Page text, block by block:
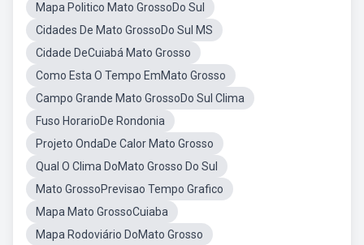
Mapa Politico Mato GrossoDo Sul
Cidades De Mato GrossoDo Sul MS
Cidade DeCuiabá Mato Grosso
Como Esta O Tempo EmMato Grosso
Campo Grande Mato GrossoDo Sul Clima
Fuso HorarioDe Rondonia
Projeto OndaDe Calor Mato Grosso
Qual O Clima DoMato Grosso Do Sul
Mato GrossoPrevisao Tempo Grafico
Mapa Mato GrossoCuiaba
Mapa Rodoviário DoMato Grosso